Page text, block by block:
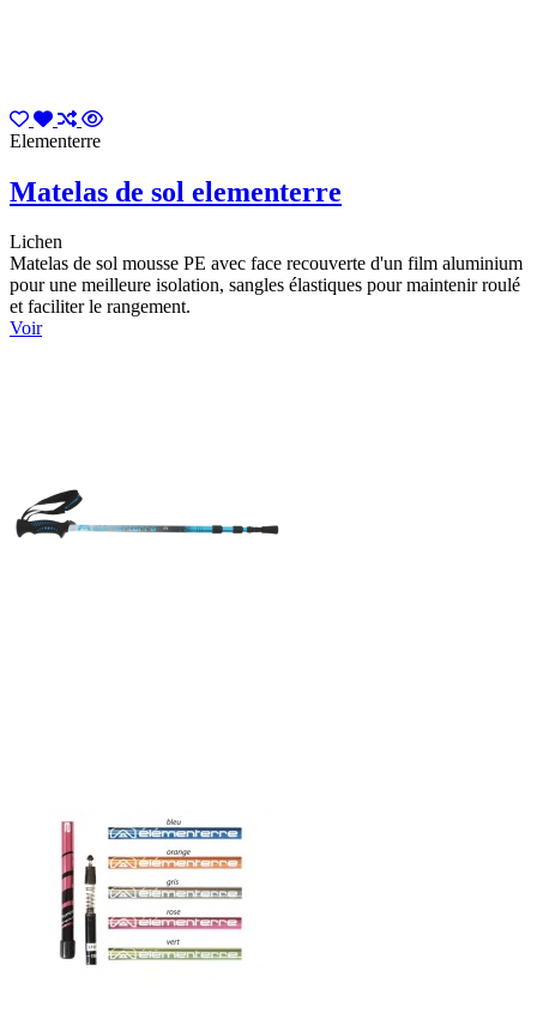
Elementerre
Matelas de sol elementerre
Lichen
Matelas de sol mousse PE avec face recouverte d'un film aluminium
pour une meilleure isolation, sangles élastiques pour maintenir roulé
et faciliter le rangement.
Voir